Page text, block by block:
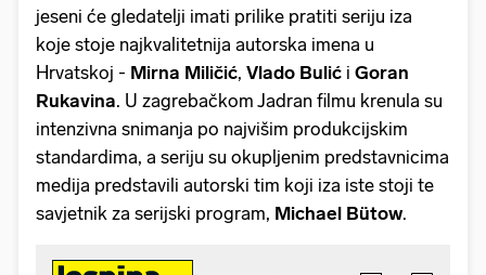
jeseni će gledatelji imati prilike pratiti seriju iza
koje stoje najkvalitetnija autorska imena u
Hrvatskoj - Mirna Miličić, Vlado Bulić i Goran
Rukavina. U zagrebačkom Jadran filmu krenula su
intenzivna snimanja po najvišim produkcijskim
standardima, a seriju su okupljenim predstavnicima
medija predstavili autorski tim koji iza iste stoji te
savjetnik za serijski program, Michael Bütow.